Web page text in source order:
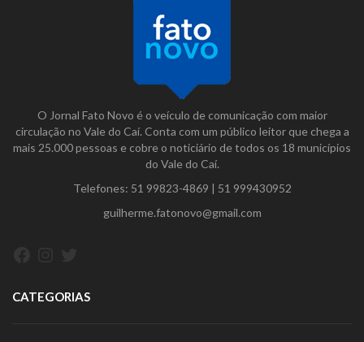
O Jornal Fato Novo é o veículo de comunicação com maior
circulação no Vale do Caí. Conta com um público leitor que chega a
mais 25.000 pessoas e cobre o noticiário de todos os 18 municípios
do Vale do Caí.
Telefones: 51 99823-4869 | 51 999430952
guilherme.fatonovo@gmail.com
CATEGORIAS